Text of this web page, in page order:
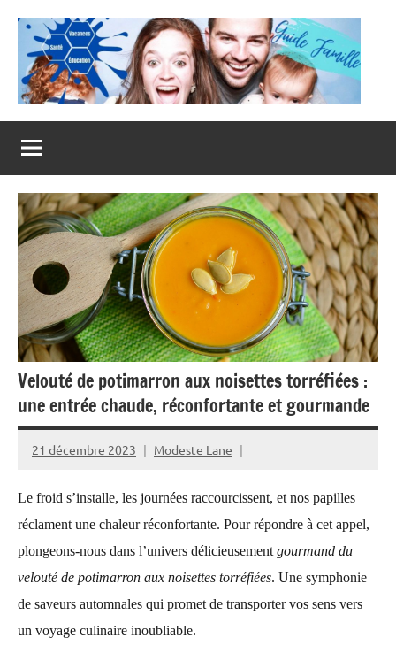
contenu
Guide
Famille
Velouté de potimarron aux noisettes torréfiées :
une entrée chaude, réconfortante et gourmande
21 décembre 2023 Modeste Lane
Le froid s’installe, les journées raccourcissent, et nos papilles
réclament une chaleur réconfortante. Pour répondre à cet appel,
plongeons-nous dans l’univers délicieusement gourmand du
velouté de potimarron aux noisettes torréfiées. Une symphonie
de saveurs automnales qui promet de transporter vos sens vers
un voyage culinaire inoubliable.